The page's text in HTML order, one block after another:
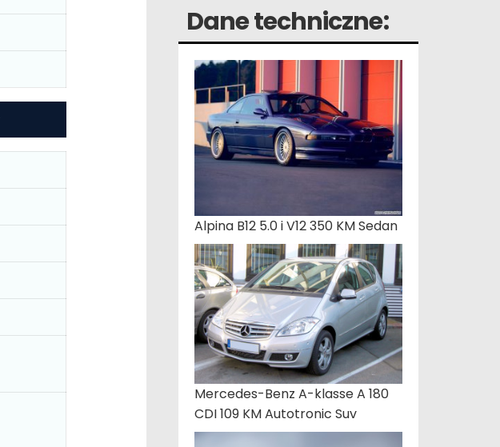
Dane techniczne:
Alpina B12 5.0 i V12 350 KM Sedan
Mercedes-Benz A-klasse A 180
CDI 109 KM Autotronic Suv